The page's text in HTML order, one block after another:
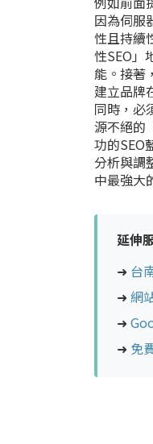
因為伺服
性且持續
性SEO」
能。接著
建立品牌
同時，必
源不絕的
功的SEO
分析與調
中最強大
延伸
➜ 台
➜ 網
➜
➜ 免